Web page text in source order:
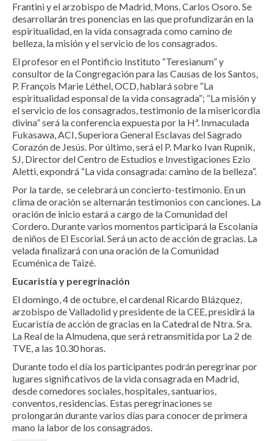
Frantini y el arzobispo de Madrid, Mons. Carlos Osoro. Se
desarrollarán tres ponencias en las que profundizarán en la
espiritualidad, en la vida consagrada como camino de
belleza, la misión y el servicio de los consagrados.
El profesor en el Pontificio Instituto “Teresianum” y
consultor de la Congregación para las Causas de los Santos,
P. François Marie Léthel, OCD, hablará sobre “La
espiritualidad esponsal de la vida consagrada”; “La misión y
el servicio de los consagrados, testimonio de la misericordia
divina” será la conferencia expuesta por la Hª. Inmaculada
Fukasawa, ACI, Superiora General Esclavas del Sagrado
Corazón de Jesús. Por último, será el P. Marko Ivan Rupnik,
SJ, Director del Centro de Estudios e Investigaciones Ezio
Aletti, expondrá “La vida consagrada: camino de la belleza”.
Por la tarde, se celebrará un concierto-testimonio. En un
clima de oración se alternarán testimonios con canciones. La
oración de inicio estará a cargo de la Comunidad del
Cordero. Durante varios momentos participará la Escolanía
de niños de El Escorial. Será un acto de acción de gracias. La
velada finalizará con una oración de la Comunidad
Ecuménica de Taizé.
Eucaristía y peregrinación
El domingo, 4 de octubre, el cardenal Ricardo Blázquez,
arzobispo de Valladolid y presidente de la CEE, presidirá la
Eucaristía de acción de gracias en la Catedral de Ntra. Sra.
La Real de la Almudena, que será retransmitida por La 2 de
TVE, a las 10.30 horas.
Durante todo el día los participantes podrán peregrinar por
lugares significativos de la vida consagrada en Madrid,
desde comedores sociales, hospitales, santuarios,
conventos, residencias. Estas peregrinaciones se
prolongarán durante varios días para conocer de primera
mano la labor de los consagrados.